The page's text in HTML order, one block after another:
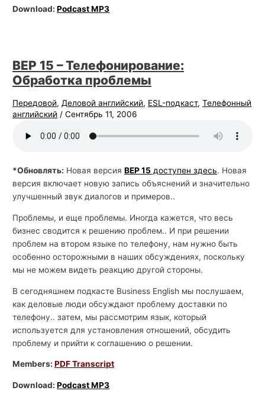
Download:Podcast MP3
BEP 15 – Телефонирование:
Обработка проблемы
Передовой,Деловой английский, ESL-подкаст,Телефонный
английский /Сентябрь 11, 2006
*Обновлять: Новая версияBEP 15 доступен здесь. Новая
версия включает новую запись объяснений и значительно
улучшенный звук диалогов и примеров..
Проблемы, и еще проблемы. Иногда кажется, что весь
бизнес сводится к решению проблем.. И при решении
проблем на втором языке по телефону, нам нужно быть
особенно осторожными в наших обсуждениях, поскольку
мы не можем видеть реакцию другой стороны.
В сегодняшнем подкасте Business English мы послушаем,
как деловые люди обсуждают проблему доставки по
телефону.. затем, мы рассмотрим язык, который
используется для установления отношений, обсудить
проблему и прийти к соглашению о решении.
Members:PDF Transcript
Download:Podcast MP3